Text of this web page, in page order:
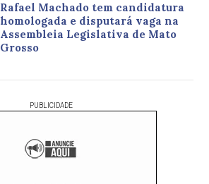
Rafael Machado tem candidatura
homologada e disputará vaga na
Assembleia Legislativa de Mato
Grosso
PUBLICIDADE